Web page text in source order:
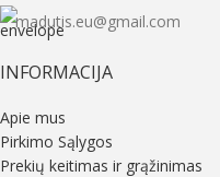
madutis.eu@gmail.com
INFORMACIJA
Apie mus
Pirkimo Sąlygos
Prekių keitimas ir grąžinimas